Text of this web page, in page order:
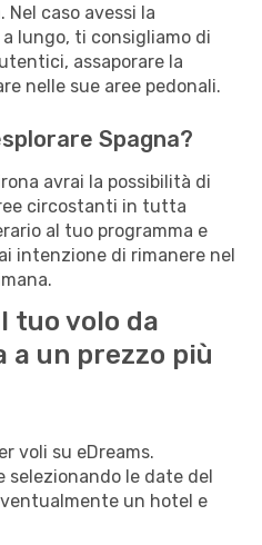
caso avessi la
lungo, ti consigliamo di
assaporare la
nelle sue aree pedonali.
Spagna?
avrai la possibilità di
circostanti in tutta
al tuo programma e
intenzione di rimanere nel
tuo volo da
a un prezzo più
voli su eDreams.
selezionando le date del
un hotel e